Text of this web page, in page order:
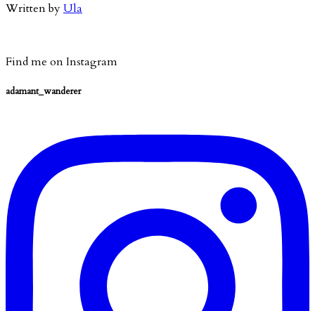
Written byUla
Find me on Instagram
adamant_wanderer